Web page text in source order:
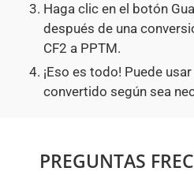
Haga clic en el botón
después de una
CF2 a PPTM.
¡Eso es todo! Puede
convertido según sea
PREGUNTAS